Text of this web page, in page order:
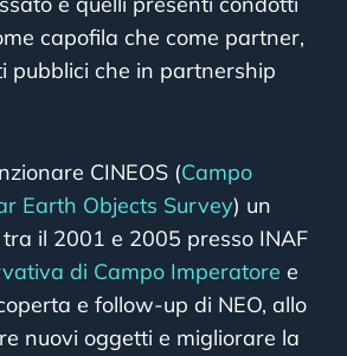
capofila che come partner,
pubblici che in partnership
CINEOS (Campo
Earth Objects Survey) un
il 2001 e 2005 presso INAF
di Campo Imperatore e
e follow-up di NEO, allo
nuovi oggetti e migliorare la